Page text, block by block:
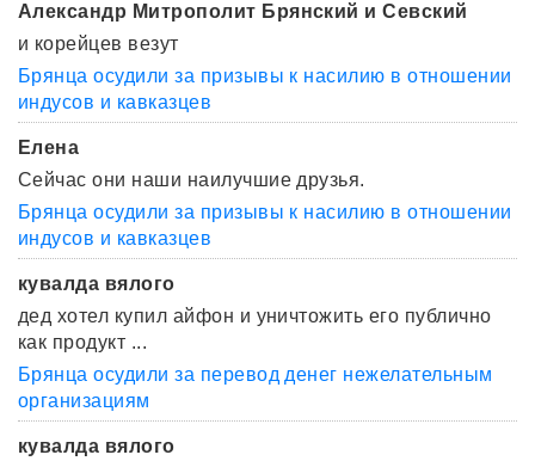
Александр Митрополит Брянский и Севский
и корейцев везут
Брянца осудили за призывы к насилию в отношении
индусов и кавказцев
Елена
Сейчас они наши наилучшие друзья.
Брянца осудили за призывы к насилию в отношении
индусов и кавказцев
кувалда вялого
дед хотел купил айфон и уничтожить его публично
как продукт ...
Брянца осудили за перевод денег нежелательным
организациям
кувалда вялого